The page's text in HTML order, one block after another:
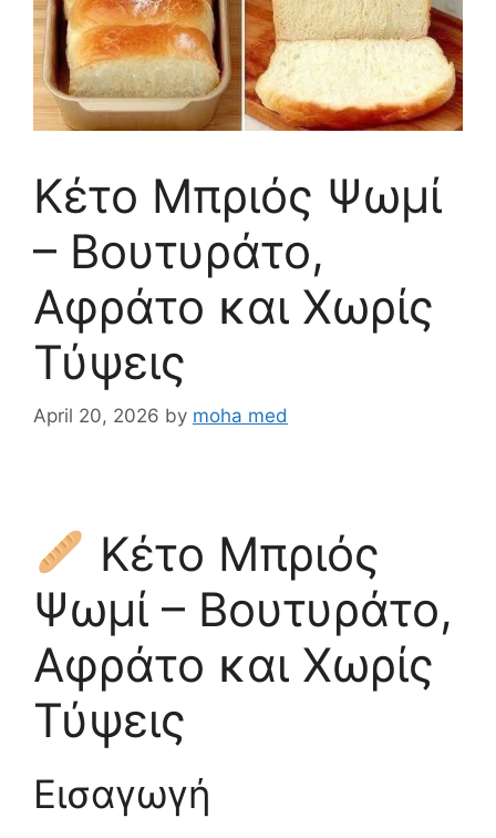
Κέτο Μπριός Ψωμί
– Βουτυράτο,
Αφράτο και Χωρίς
Τύψεις
April 20, 2026 by moha med
Κέτο Μπριός
Ψωμί – Βουτυράτο,
Αφράτο και Χωρίς
Τύψεις
Εισαγωγή